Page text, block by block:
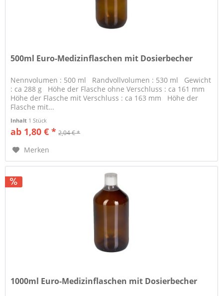
500ml Euro-Medizinflaschen mit Dosierbecher
Nennvolumen : 500 ml Randvollvolumen : 530 ml Gewicht
: ca 288 g Höhe der Flasche ohne Verschluss : ca 161 mm
Höhe der Flasche mit Verschluss : ca 163 mm Höhe der
Flasche mit...
Inhalt 1 Stück
ab 1,80 € * 2,04 € *
Merken
1000ml Euro-Medizinflaschen mit Dosierbecher